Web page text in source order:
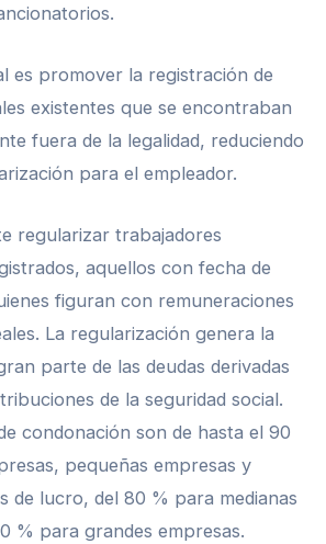
es promover la registración de
existentes que se encontraban
fuera de la legalidad, reduciendo
para el empleador.
regularizar trabajadores
aquellos con fecha de
figuran con remuneraciones
La regularización genera la
parte de las deudas derivadas
de la seguridad social.
condonación son de hasta el 90
pequeñas empresas y
de lucro, del 80 % para medianas
% para grandes empresas.